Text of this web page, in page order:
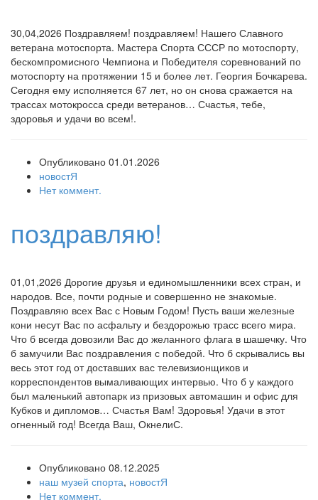
30,04,2026 Поздравляем! поздравляем! Нашего Славного
ветерана мотоспорта. Мастера Спорта СССР по мотоспорту,
бескомпромисного Чемпиона и Победителя соревнований по
мотоспорту на протяжении 15 и более лет. Георгия Бочкарева.
Сегодня ему исполняется 67 лет, но он снова сражается на
трассах мотокросса среди ветеранов… Счастья, тебе,
здоровья и удачи во всем!.
Опубликовано 01.01.2026
новостЯ
Нет коммент.
поздравляю!
01,01,2026 Дорогие друзья и единомышленники всех стран, и
народов. Все, почти родные и совершенно не знакомые.
Поздравляю всех Вас с Новым Годом! Пусть ваши железные
кони несут Вас по асфальту и бездорожью трасс всего мира.
Что б всегда довозили Вас до желанного флага в шашечку. Что
б замучили Вас поздравления с победой. Что б скрывались вы
весь этот год от доставших вас телевизионщиков и
корреспондентов вымаливающих интервью. Что б у каждого
был маленький автопарк из призовых автомашин и офис для
Кубков и дипломов… Счастья Вам! Здоровья! Удачи в этот
огненный год! Всегда Ваш, ОкнелиС.
Опубликовано 08.12.2025
наш музей спорта, новостЯ
Нет коммент.